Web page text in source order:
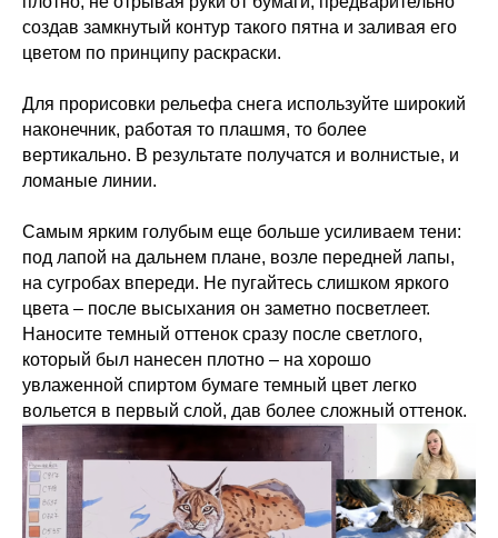
создав замкнутый контур такого пятна и заливая его
цветом по принципу раскраски.
Для прорисовки рельефа снега используйте широкий
наконечник, работая то плашмя, то более
вертикально. В результате получатся и волнистые, и
ломаные линии.
Самым ярким голубым еще больше усиливаем тени:
под лапой на дальнем плане, возле передней лапы,
на сугробах впереди. Не пугайтесь слишком яркого
цвета – после высыхания он заметно посветлеет.
Наносите темный оттенок сразу после светлого,
который был нанесен плотно – на хорошо
увлаженной спиртом бумаге темный цвет легко
вольется в первый слой, дав более сложный оттенок.